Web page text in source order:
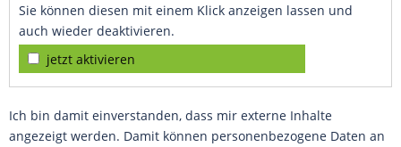
Sie können diesen mit einem Klick anzeigen lassen und
auch wieder deaktivieren.
jetzt aktivieren
Ich bin damit einverstanden, dass mir externe Inhalte
angezeigt werden. Damit können personenbezogene Daten an